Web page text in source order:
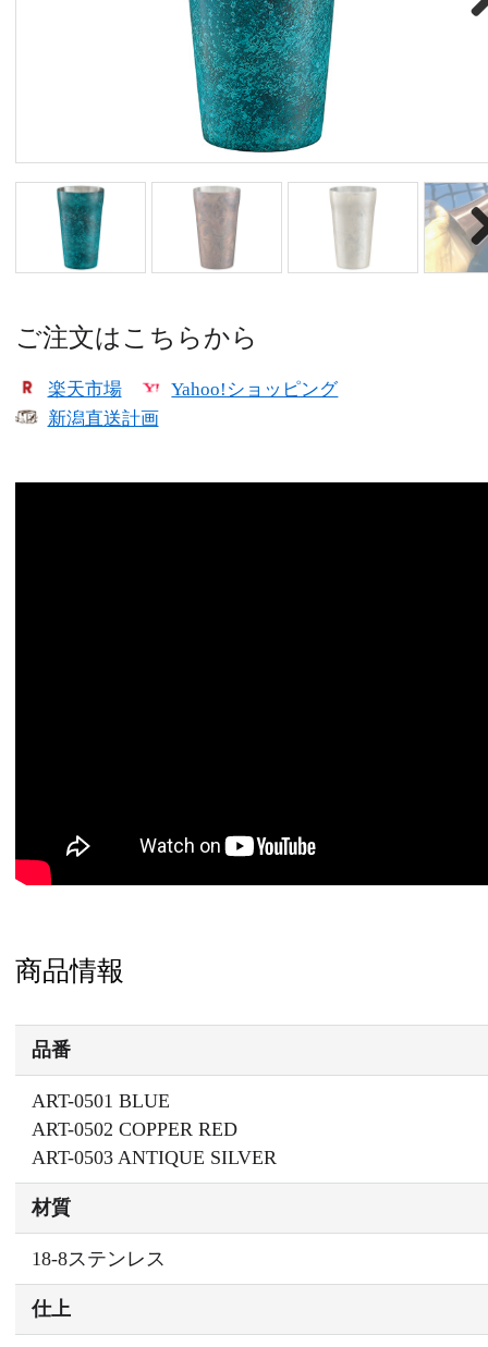
ご注文はこちらから
楽天市場
Yahoo!ショッピング
新潟直送計画
商品情報
品番
ART-0501 BLUE
ART-0502 COPPER RED
ART-0503 ANTIQUE SILVER
材質
18-8ステンレス
仕上